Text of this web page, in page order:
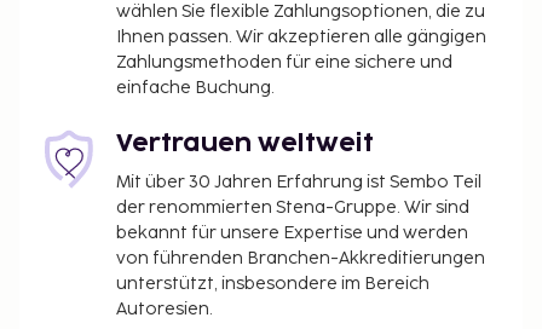
wählen Sie flexible Zahlungsoptionen, die zu
Ihnen passen. Wir akzeptieren alle gängigen
Zahlungsmethoden für eine sichere und
einfache Buchung.
Vertrauen weltweit
Mit über 30 Jahren Erfahrung ist Sembo Teil
der renommierten Stena-Gruppe. Wir sind
bekannt für unsere Expertise und werden
von führenden Branchen-Akkreditierungen
unterstützt, insbesondere im Bereich
Autoresien.